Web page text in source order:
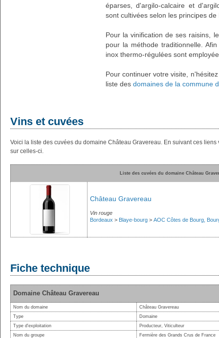
éparses, d'argilo-calcaire et
sont cultivées selon les principes
Pour la vinification de ses raisins,
pour la méthode traditionnelle.
inox thermo-régulées sont
Pour continuer votre visite,
liste des domaines de la commune
Vins et cuvées
Voici la liste des cuvées du domaine Château Gravereau. En suivant ces
sur celles-ci.
Liste des cuvées du domaine Château
Château Gravereau
Vin rouge
Bordeaux > Blaye-bourg > AOC Côtes de Bourg,
Fiche technique
Domaine Château Gravereau
Nom du domaine
Château Gravereau
Type
Domaine
Type d'exploitation
Producteur, Viticulteur
Nom du groupe
Fermière des Grands Crus de France